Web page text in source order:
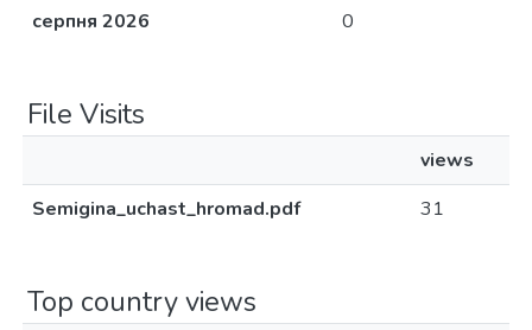
серпня 2026
0
File Visits
views
Semigina_uchast_hromad.pdf
31
Top country views